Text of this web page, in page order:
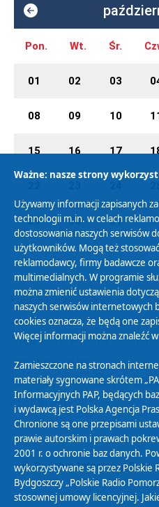
Pon. Wt. Śr.
01 02 03
08 09 10
15 16 17
29 30 31
Polityka Prywatności
Zasady korzystania z Serwisu
Organizacje Pożytku
Cyfryzacja DAB+
Polityka ochrony danych
Abonament
Zamówienia publiczne
Biuletyn Informacji
Ważne: nasze strony
Używamy informacji zapisanych
technologii m.in. w celach
dostosowania naszych serwisów
użytkowników. Mogą też
reklamodawcy, firmy badawcze
multimedialnych. W programie
można zmienić ustawienia
naszych serwisów internetowych
cookies oznacza, że będą one
Więcej informacji można znaleźć
Zamieszczone na stronach
materiały sygnowane skrótem
Informacyjnych PAP, będących
i wydawcą jest Polska Agencja
Chronione są one przepisami
prawie autorskim i prawach
2001 r. o ochronie baz danych.
wykorzystywane są przez Polskie
Bydgoszczy „Polskie Radio
stosownej umowy licencyjnej.